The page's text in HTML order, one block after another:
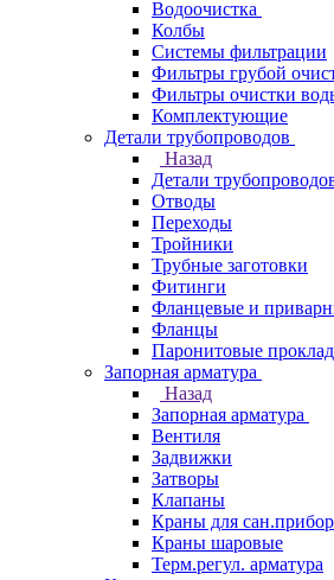
Водоочистка
Колбы
Системы фильтрации
Фильтры грубой
Фильтры очистки
Комплектующие
Детали трубопроводов
Назад
Детали
Отводы
Переходы
Тройники
Трубные заготовки
Фитинги
Фланцевые и
Фланцы
Паронитовые
Запорная арматура
Назад
Запорная арматура
Вентиля
Задвижки
Затворы
Клапаны
Краны для
Краны шаровые
Терм.регул. арматура